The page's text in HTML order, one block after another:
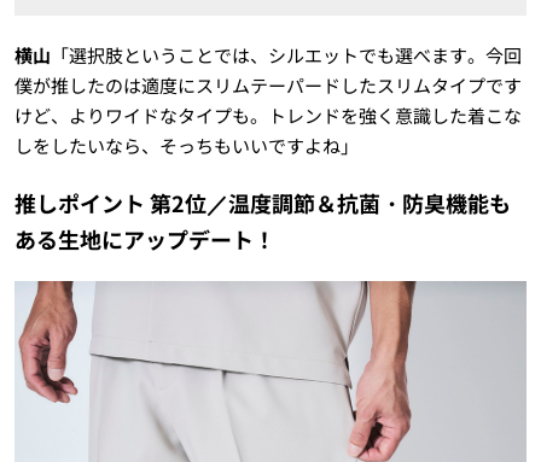
横山 「選択肢ということでは、シルエットでも選べます。今回
僕が推したのは適度にスリムテーパードしたスリムタイプです
けど、よりワイドなタイプも。トレンドを強く意識した着こな
しをしたいなら、そっちもいいですよね」
推しポイント 第2位／温度調節＆抗菌・防臭機能も
ある生地にアップデート！